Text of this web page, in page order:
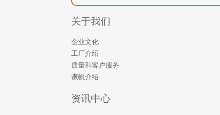
关于我们
企业文化
工厂介绍
质量和客户服务
谦帆介绍
资讯中心